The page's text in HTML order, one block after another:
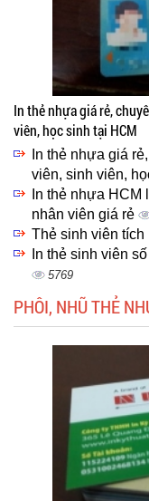
In thẻ nhựa giá rẻ,
viên, học sinh tại HCM
In thẻ nhựa giá
viên, sinh viên,
In thẻ nhựa HCM
nhân viên giá rẻ
Thẻ sinh viên
In thẻ sinh viên
5769
PHÔI, NHŨ THẺ